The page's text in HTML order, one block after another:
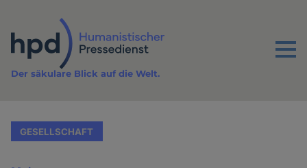
Inhalt
Menu
Der säkulare Blick auf die Welt.
GESELLSCHAFT